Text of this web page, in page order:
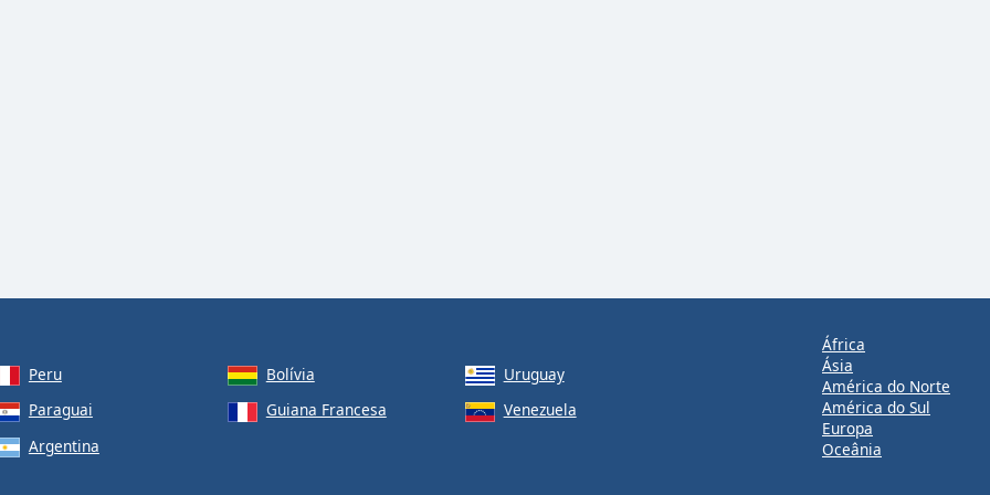
Peru Bolívia
Uruguay
Paraguai Guiana Francesa
Venezuela
Argentina
África
Ásia
América do Norte
América do Sul
Europa
Oceânia